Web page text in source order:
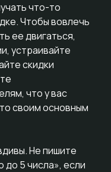
что-то
Чтобы вовлечь
ее двигаться,
устраивайте
скидки
что у вас
своим основным
Не пишите
до 5 числа», если